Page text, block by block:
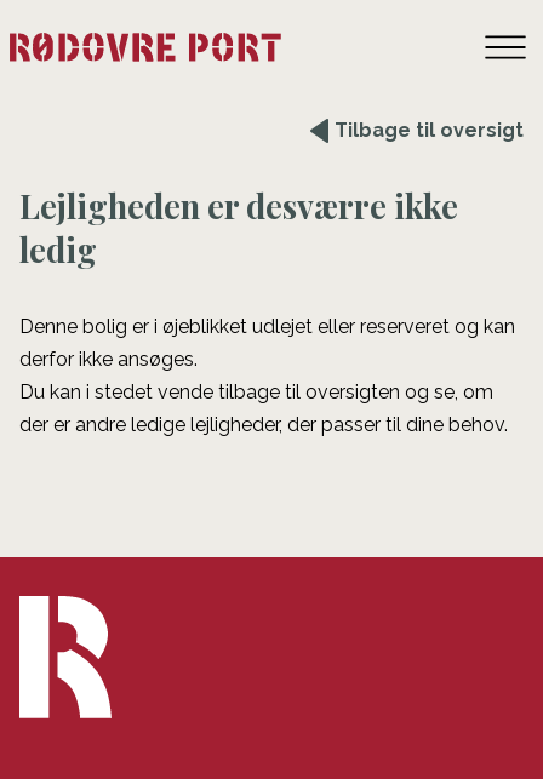
Tilbage til oversigt
Lejligheden er desværre ikke
ledig
Denne bolig er i øjeblikket udlejet eller reserveret og kan
derfor ikke ansøges.
Du kan i stedet vende tilbage til oversigten og se, om
der er andre ledige lejligheder, der passer til dine behov.